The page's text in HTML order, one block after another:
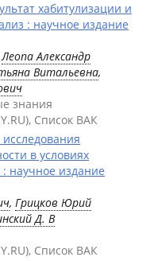
хабитулизации и
: научное издание
Леопа Александр
Витальевна,
знания
Список ВАК
в условиях
научное издание
, Грицков Юрий
Д. В
Список ВАК